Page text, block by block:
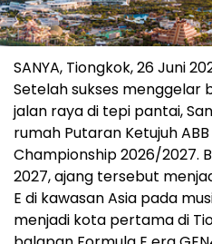
SANYA, Tiongkok, 26 Juni
Setelah sukses menggelar
jalan raya di tepi pantai,
rumah Putaran Ketujuh
Championship 2026/2027.
2027, ajang tersebut
E di kawasan Asia pada
menjadi kota pertama di